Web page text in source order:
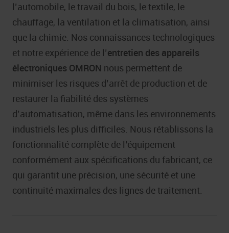
l’automobile, le travail du bois, le textile, le
chauffage, la ventilation et la climatisation, ainsi
que la chimie. Nos connaissances technologiques
et notre expérience de l’entretien des appareils
électroniques OMRON nous permettent de
minimiser les risques d’arrêt de production et de
restaurer la fiabilité des systèmes
d’automatisation, même dans les environnements
industriels les plus difficiles. Nous rétablissons la
fonctionnalité complète de l’équipement
conformément aux spécifications du fabricant, ce
qui garantit une précision, une sécurité et une
continuité maximales des lignes de traitement.